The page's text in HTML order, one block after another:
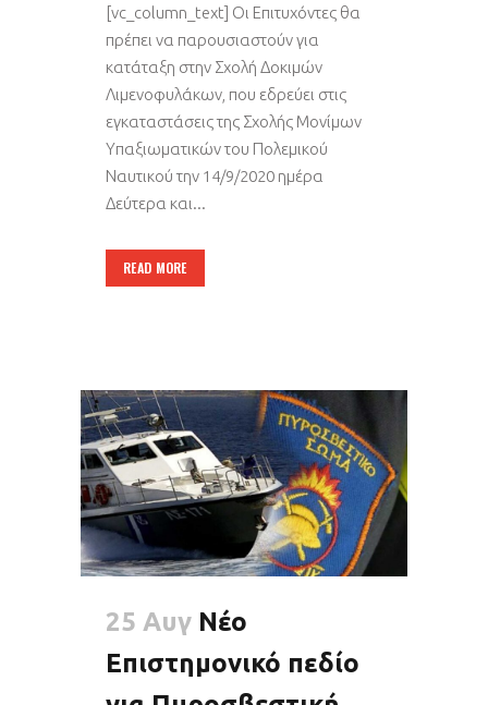
[vc_column_text] Οι Επιτυχόντες θα
πρέπει να παρουσιαστούν για
κατάταξη στην Σχολή Δοκιμών
Λιμενοφυλάκων, που εδρεύει στις
εγκαταστάσεις της Σχολής Μονίμων
Υπαξιωματικών του Πολεμικού
Ναυτικού την 14/9/2020 ημέρα
Δεύτερα και...
READ MORE
25 Αυγ Νέο
Επιστημονικό πεδίο